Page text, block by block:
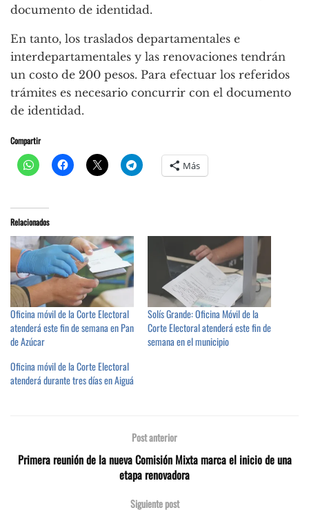
documento de identidad.
En tanto, los traslados departamentales e
interdepartamentales y las renovaciones tendrán
un costo de 200 pesos. Para efectuar los referidos
trámites es necesario concurrir con el documento
de identidad.
Compartir
Más
Relacionados
Oficina móvil de la Corte Electoral
atenderá este fin de semana en Pan
de Azúcar
Solís Grande: Oficina Móvil de la
Corte Electoral atenderá este fin de
semana en el municipio
Oficina móvil de la Corte Electoral
atenderá durante tres días en Aiguá
Post anterior
Primera reunión de la nueva Comisión Mixta marca el inicio de una
etapa renovadora
Siguiente post